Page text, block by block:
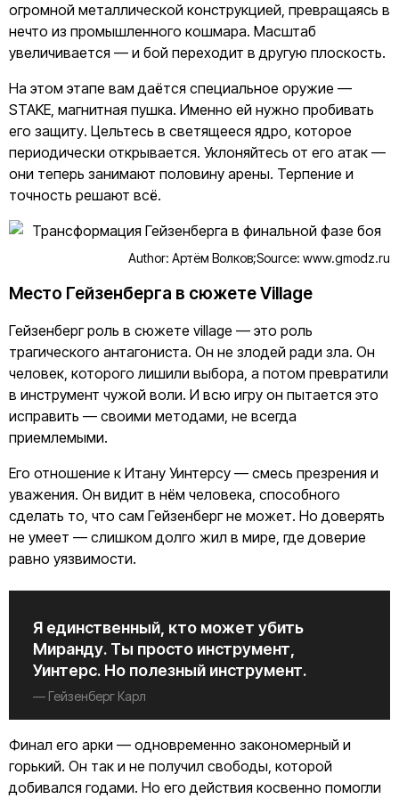
огромной металлической конструкцией, превращаясь в
нечто из промышленного кошмара. Масштаб
увеличивается — и бой переходит в другую плоскость.
На этом этапе вам даётся специальное оружие —
STAKE, магнитная пушка. Именно ей нужно пробивать
его защиту. Цельтесь в светящееся ядро, которое
периодически открывается. Уклоняйтесь от его атак —
они теперь занимают половину арены. Терпение и
точность решают всё.
Author: Артём Волков;Source: www.gmodz.ru
Место Гейзенберга в сюжете Village
Гейзенберг роль в сюжете village — это роль
трагического антагониста. Он не злодей ради зла. Он
человек, которого лишили выбора, а потом превратили
в инструмент чужой воли. И всю игру он пытается это
исправить — своими методами, не всегда
приемлемыми.
Его отношение к Итану Уинтерсу — смесь презрения и
уважения. Он видит в нём человека, способного
сделать то, что сам Гейзенберг не может. Но доверять
не умеет — слишком долго жил в мире, где доверие
равно уязвимости.
Я единственный, кто может убить
Миранду. Ты просто инструмент,
Уинтерс. Но полезный инструмент.
— Гейзенберг Карл
Финал его арки — одновременно закономерный и
горький. Он так и не получил свободы, которой
добивался годами. Но его действия косвенно помогли